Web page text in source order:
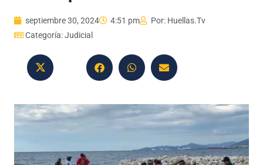
septiembre 30, 2024 4:51 pm Por: Huellas.Tv
Categoría:Judicial